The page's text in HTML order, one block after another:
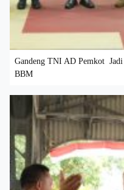
Gandeng TNI AD Pemkot Jadi
BBM